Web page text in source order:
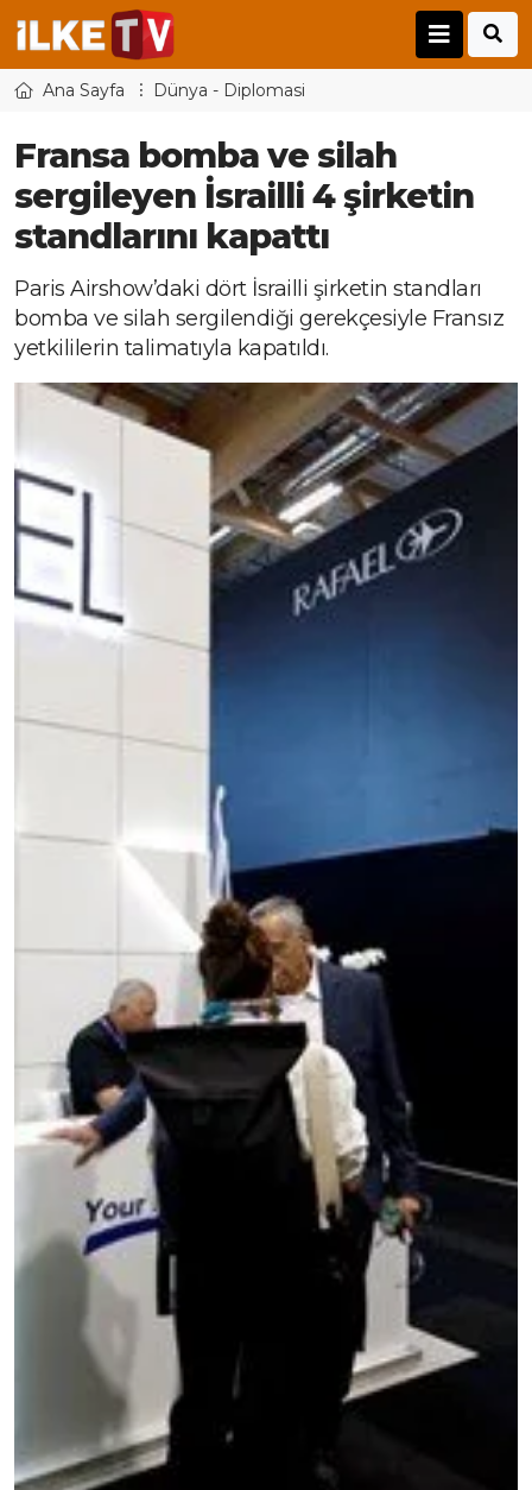
Ana Sayfa Dünya - Diplomasi
Fransa bomba ve silah
sergileyen İsrailli 4 şirketin
standlarını kapattı
Paris Airshow’daki dört İsrailli şirketin standları
bomba ve silah sergilendiği gerekçesiyle Fransız
yetkililerin talimatıyla kapatıldı.